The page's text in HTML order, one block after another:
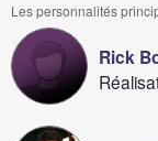
Les personnalités
Rick